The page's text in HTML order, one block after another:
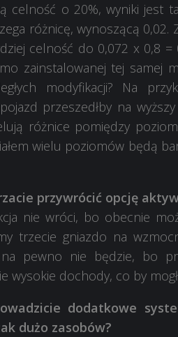
celność o 20%, wyniki jest
różnicę, wynoszącą
celność do 0,072 x 0,8
zainstalowanej tej samej
modyfikacji? Na
przeszedłby na
różnice pomiędzy
wielu poziomów będą
przywrócić opcję
nie wróci, bo obecnie
trzecie gniazdo na
pewno nie będzie, bo
wysokie dochody, co by
dodatkowe
dużo zasobów?